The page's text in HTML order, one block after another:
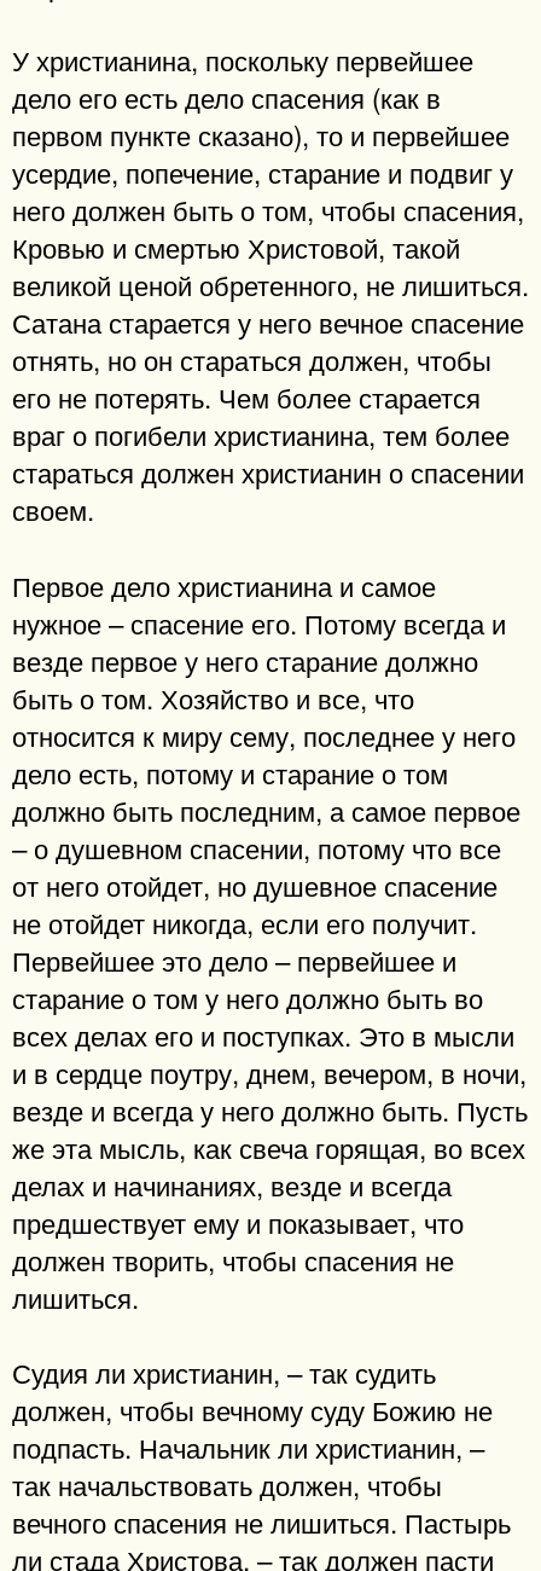
У христианина, поскольку первейшее
дело его есть дело спасения (как в
первом пункте сказано), то и первейшее
усердие, попечение, старание и подвиг у
него должен быть о том, чтобы спасения,
Кровью и смертью Христовой, такой
великой ценой обретенного, не лишиться.
Сатана старается у него вечное спасение
отнять, но он стараться должен, чтобы
его не потерять. Чем более старается
враг о погибели христианина, тем более
стараться должен христианин о спасении
своем.
Первое дело христианина и самое
нужное – спасение его. Потому всегда и
везде первое у него старание должно
быть о том. Хозяйство и все, что
относится к миру сему, последнее у него
дело есть, потому и старание о том
должно быть последним, а самое первое
– о душевном спасении, потому что все
от него отойдет, но душевное спасение
не отойдет никогда, если его получит.
Первейшее это дело – первейшее и
старание о том у него должно быть во
всех делах его и поступках. Это в мысли
и в сердце поутру, днем, вечером, в ночи,
везде и всегда у него должно быть. Пусть
же эта мысль, как свеча горящая, во всех
делах и начинаниях, везде и всегда
предшествует ему и показывает, что
должен творить, чтобы спасения не
лишиться.
Судия ли христианин, – так судить
должен, чтобы вечному суду Божию не
подпасть. Начальник ли христианин, –
так начальствовать должен, чтобы
вечного спасения не лишиться. Пастырь
ли стада Христова, – так должен пасти